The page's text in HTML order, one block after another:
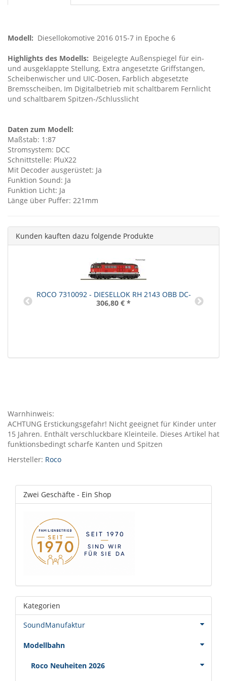
Modell: Diesellokomotive 2016 015-7 in Epoche 6
Highlights des Modells: Beigelegte Außenspiegel für ein-
und ausgeklappte Stellung, Extra angesetzte Griffstangen,
Scheibenwischer und UIC-Dosen, Farblich abgesetzte
Bremsscheiben, Im Digitalbetrieb mit schaltbarem Fernlicht
und schaltbarem Spitzen-/Schlusslicht
Daten zum Modell:
Maßstab: 1:87
Stromsystem: DCC
Schnittstelle: PluX22
Mit Decoder ausgerüstet: Ja
Funktion Sound: Ja
Funktion Licht: Ja
Länge über Puffer: 221mm
Kunden kauften dazu folgende Produkte
ROCO 7310092 - DIESELLOK RH 2143 OBB DC-
306,80 € *
Warnhinweis:
ACHTUNG Erstickungsgefahr! Nicht geeignet für Kinder unter
15 Jahren. Enthält verschluckbare Kleinteile. Dieses Artikel hat
funktionsbedingt scharfe Kanten und Spitzen
Hersteller: Roco
Zwei Geschäfte - Ein Shop
Kategorien
SoundManufaktur
Modellbahn
Roco Neuheiten 2026